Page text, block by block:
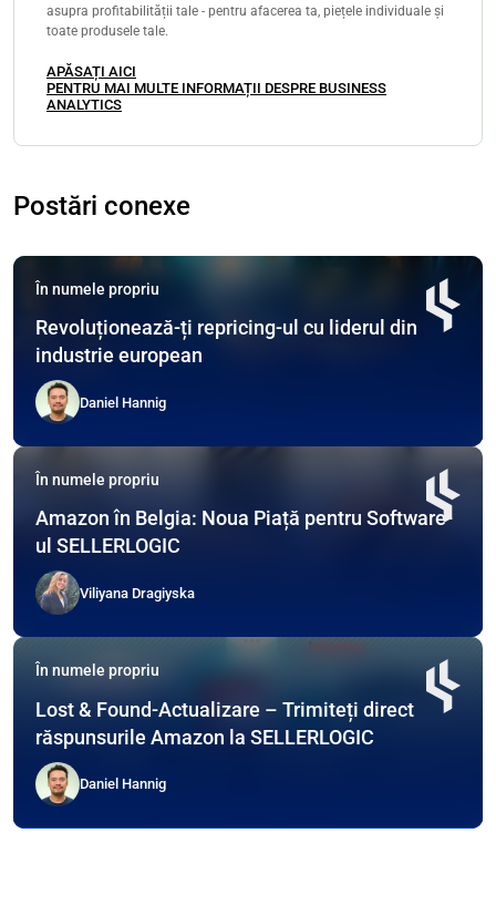
asupra profitabilității tale - pentru afacerea ta, piețele individuale și
toate produsele tale.
APĂSAȚI AICI
PENTRU MAI MULTE INFORMAȚII DESPRE BUSINESS
ANALYTICS
Postări conexe
În numele propriu
Revoluționează-ți repricing-ul cu liderul din
industrie european
Daniel Hannig
În numele propriu
Amazon în Belgia: Noua Piață pentru Software-
ul SELLERLOGIC
Viliyana Dragiyska
În numele propriu
Lost & Found-Actualizare – Trimiteți direct
răspunsurile Amazon la SELLERLOGIC
Daniel Hannig